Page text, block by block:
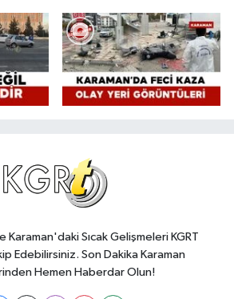
Karaman'daki Sıcak Gelişmeleri KGRT
Edebilirsiniz. Son Dakika Karaman
Hemen Haberdar Olun!